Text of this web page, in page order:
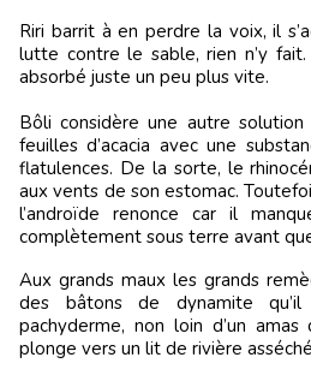
Riri barrit à en perdre la voix, il
lutte contre le sable, rien n’y
absorbé juste un peu plus vite.
Bôli considère une autre
feuilles d’acacia avec une
flatulences. De la sorte, le
aux vents de son estomac.
l’androïde renonce car il
complètement sous terre avant
Aux grands maux les grands remèdes. Bôli sort d’un coffre
des bâtons de dynamite
pachyderme, non loin d’un
plonge vers un lit de rivière